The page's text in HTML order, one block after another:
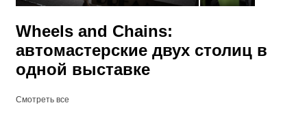
Wheels and Сhains:
автомастерские двух столиц в
одной выставке
Смотреть все